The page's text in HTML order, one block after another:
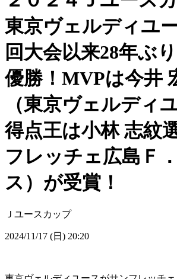
東京ヴェルディユ
回大会以来28年ぶ
優勝！MVPは今井
（東京ヴェルディ
得点王は小林 志紋
フレッチェ広島Ｆ
ス）が受賞！
Ｊユースカップ
2024/11/17 (日) 20:20